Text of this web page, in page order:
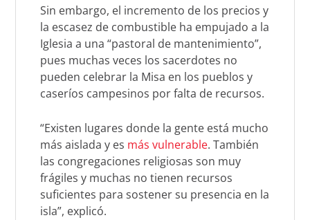
Sin embargo, el incremento de los precios y
la escasez de combustible ha empujado a la
Iglesia a una “pastoral de mantenimiento”,
pues muchas veces los sacerdotes no
pueden celebrar la Misa en los pueblos y
caseríos campesinos por falta de recursos.
“Existen lugares donde la gente está mucho
más aislada y es más vulnerable. También
las congregaciones religiosas son muy
frágiles y muchas no tienen recursos
suficientes para sostener su presencia en la
isla”, explicó.